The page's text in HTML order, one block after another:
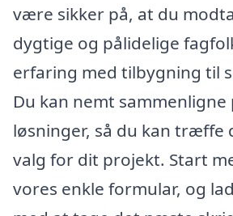
være sikker på, at du
dygtige og pålidelige
erfaring med tilbygning til
Du kan nemt sammenligne
løsninger, så du kan træffe
valg for dit projekt. Start
vores enkle formular, og